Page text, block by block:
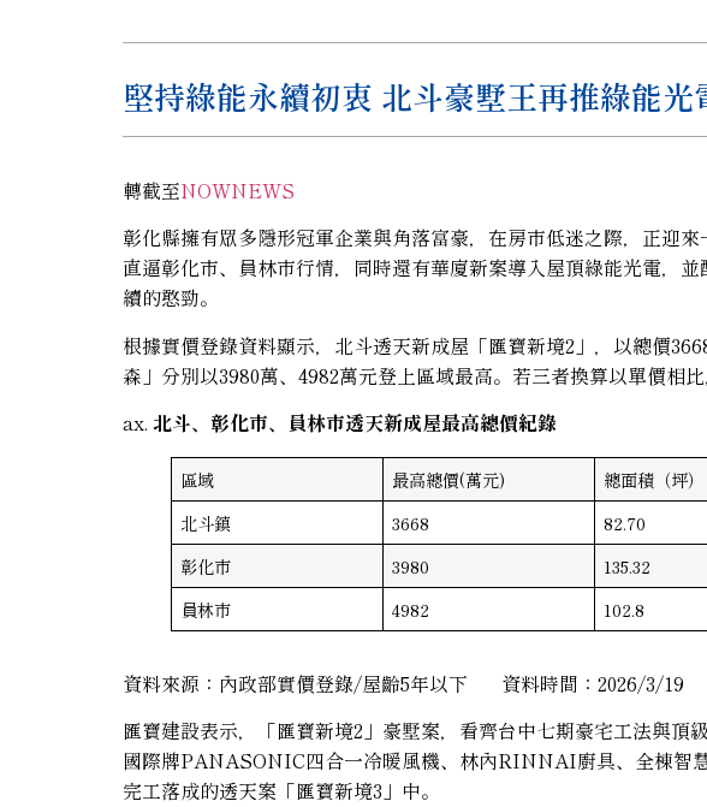
堅持綠能永續初衷 北斗豪墅王再推綠能光
轉截至NOWNEWS
彰化縣擁有眾多隱形冠軍企業與角落富豪，在房市低迷之際，正迎
直逼彰化市、員林市行情，同時還有華廈新案導入屋頂綠能光電，
續的憨勁。
根據實價登錄資料顯示，北斗透天新成屋「匯寶新境2」，以總價
森」分別以3980萬、4982萬元登上區域最高。若三者換算以單價相
ax. 北斗、彰化市、員林市透天新成屋最高總價紀錄
區域 最高總價(萬元) 總面積（坪）
北斗鎮
3668 82.70
彰化市
3980 135.32
員林市
4982 102.8
資料來源：內政部實價登錄/屋齡5年以下 資料時間：2026/3/19
匯寶建設表示，「匯寶新境2」豪墅案，看齊台中七期豪宅工法與
國際牌PANASONIC四合一冷暖風機、林內RINNAI廚具、全棟智
完工落成的透天案「匯寶新境3」中。